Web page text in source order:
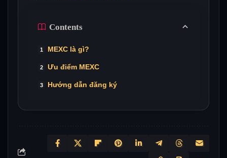
Contents
MEXC là gì?
Ưu điểm MEXC
Hướng dẫn đăng ký